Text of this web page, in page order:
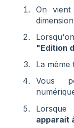
On vient
dimension
"Edition
La
Vous
apparait